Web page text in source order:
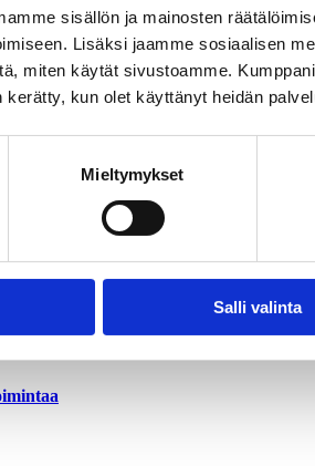
sisällön ja mainosten
Lisäksi jaamme sosiaalisen
miten käytät sivustoamme.
kerätty, kun olet käyttänyt heidän
Mieltymykset
Salli valinta